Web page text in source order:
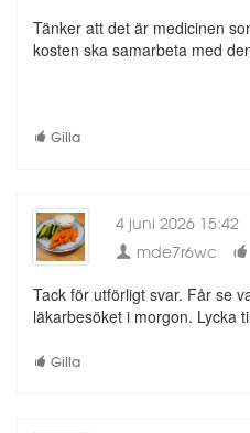
Tänker att det är medicinen
kosten ska samarbeta med
Gilla
4 juni 2026 15:42
mde7r6wc
Tack för utförligt svar. Får se
läkarbesöket i morgon. Lycka
Gilla